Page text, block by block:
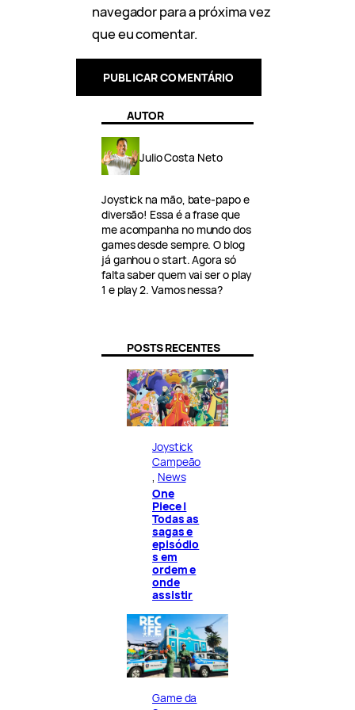
navegador para a próxima vez
que eu comentar.
AUTOR
Julio Costa Neto
Joystick na mão, bate-papo e
diversão! Essa é a frase que
me acompanha no mundo dos
games desde sempre. O blog
já ganhou o start. Agora só
falta saber quem vai ser o play
1 e play 2. Vamos nessa?
POSTS RECENTES
Joystick
Campeão
News
One
Piece |
Todas as
sagas e
episódio
s em
ordem e
onde
assistir
Game da